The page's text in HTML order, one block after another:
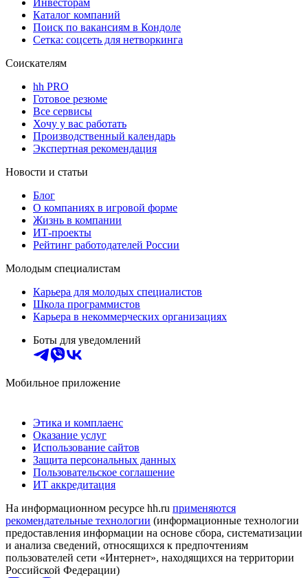
Каталог компаний
Поиск по вакансиям в Кондоле
Сетка: соцсеть для нетворкинга
Соискателям
hh PRO
Готовое резюме
Все сервисы
Хочу у вас работать
Производственный календарь
Экспертная рекомендация
Новости и статьи
Блог
О компаниях в игровой форме
Жизнь в компании
ИТ-проекты
Рейтинг работодателей России
Молодым специалистам
Карьера для молодых специалистов
Школа программистов
Карьера в некоммерческих организациях
Боты для уведомлений
Мобильное приложение
Этика и комплаенс
Оказание услуг
Использование сайтов
Защита персональных данных
Пользовательское соглашение
ИТ аккредитация
На информационном ресурсе hh.ru применяются
рекомендательные технологии (информационные технологии
предоставления информации на основе сбора, систематизации
и анализа сведений, относящихся к предпочтениям
пользователей сети «Интернет», находящихся на территории
Российской Федерации)